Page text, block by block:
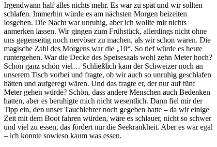
Irgendwann half alles nichts mehr. Es war zu spät und wir sollten
schlafen. Immerhin würde es am nächsten Morgen beizeiten
losgehen. Die Nacht war unruhig, aber ich wollte mir nichts
anmerken lassen. Wir gingen zum Frühstück, allerdings nicht ohne
uns gegenseitig noch nervöser zu machen, als wir schon waren. Die
magische Zahl des Morgens war die „10“. So tief würde es heute
runtergehen. War die Decke des Speisesaals wohl zehn Meter hoch?
Schon ganz schön viel… Schließlich kam der Schweizer noch an
unserem Tisch vorbei und fragte, ob wir auch so unruhig geschlafen
hätten und aufgeregt wären. Und das fragte er, der nur auf fünf
Meter gehen würde? Schön, dass andere Menschen auch Bedenken
hatten, aber es beruhigte mich nicht wesentlich. Dann fiel mir der
Tipp ein, den unser Tauchlehrer noch gegeben hatte – da wir einige
Zeit mit dem Boot fahren würden, wäre es schlauer, nicht so schwer
und viel zu essen, das fördert nur die Seekrankheit. Aber es war egal
– ich konnte sowieso kaum was essen.